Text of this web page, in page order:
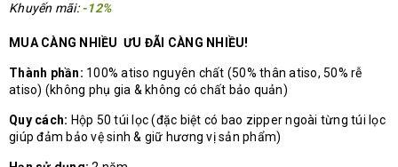
Khuyến mãi:-12%
MUA CÀNG NHIỀU ƯU ĐÃI CÀNG NHIỀU!
Thành phần: 100% atiso nguyên chất (50% thân atiso, 50% rễ
atiso) (không phụ gia & không có chất bảo quản)
Quy cách: Hộp 50 túi lọc (đặc biệt có bao zipper ngoài từng túi lọc
giúp đảm bảo vệ sinh & giữ hương vị sản phẩm)